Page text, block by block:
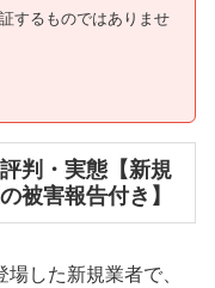
するものではありませ
判・実態【新規
被害報告付き】
した新規業者で、